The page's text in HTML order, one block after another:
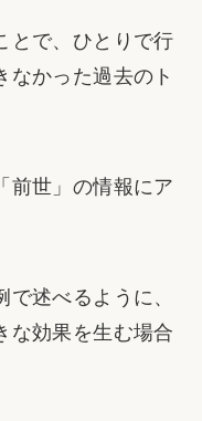
とで、ひとりで行
なかった過去のト
前世」の情報にア
述べるように、
な効果を生む場合